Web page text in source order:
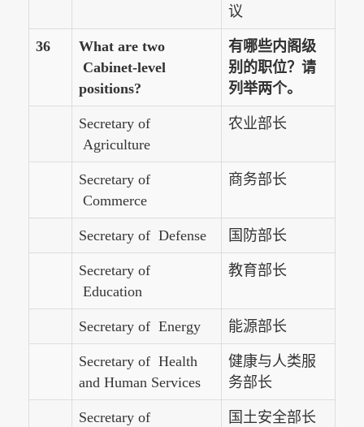
议
36
What are two
Cabinet-level
positions?
有哪些内阁级
别的职位？请
列举两个。
Secretary of
Agriculture
农业部长
Secretary of
Commerce
商务部长
Secretary of Defense 国防部长
Secretary of
Education
教育部长
Secretary of Energy 能源部长
Secretary of Health
and Human Services
健康与人类服
务部长
Secretary of
国土安全部长